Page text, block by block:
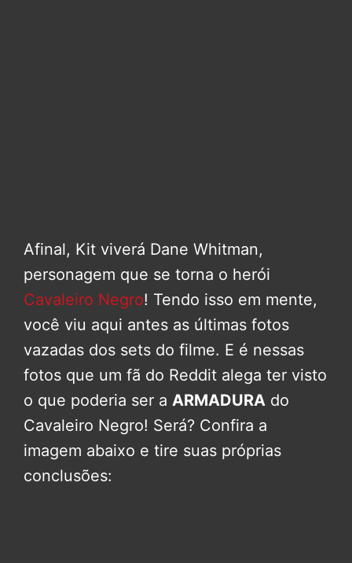
Afinal, Kit viverá Dane Whitman,
personagem que se torna o herói
Cavaleiro Negro! Tendo isso em mente,
você viu aqui antes as últimas fotos
vazadas dos sets do filme. E é nessas
fotos que um fã do Reddit alega ter visto
o que poderia ser a ARMADURA do
Cavaleiro Negro! Será? Confira a
imagem abaixo e tire suas próprias
conclusões: